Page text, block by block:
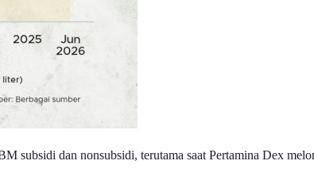
dan nonsubsidi, terutama saat Pertamina Dex